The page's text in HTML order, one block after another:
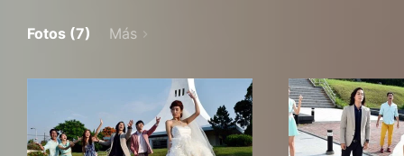
Fotos (7) Más